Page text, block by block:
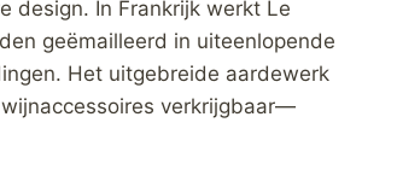
design. In Frankrijk werkt Le
geëmailleerd in uiteenlopende
Het uitgebreide aardewerk
verkrijgbaar—